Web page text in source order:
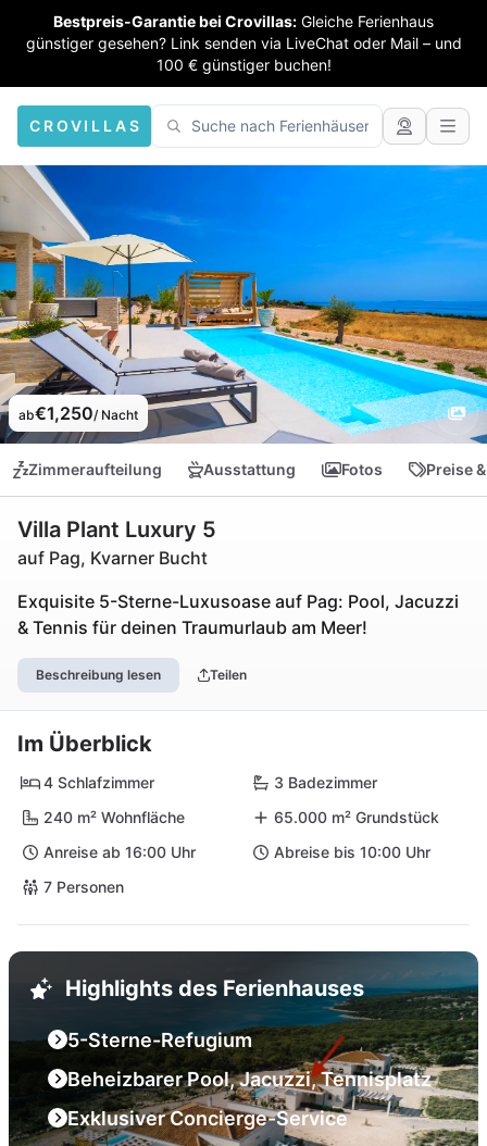
Bestpreis-Garantie bei Crovillas: Gleiche Ferienhaus
günstiger gesehen? Link senden via LiveChat oder Mail – und
100 € günstiger buchen!
CROVILLAS
ab€1,250/ Nacht
Zimmeraufteilung Ausstattung Fotos Preise
Villa Plant Luxury 5
auf Pag, Kvarner Bucht
Exquisite 5-Sterne-Luxusoase auf Pag: Pool, Jacuzzi
& Tennis für deinen Traumurlaub am Meer!
Beschreibung lesen Teilen
Im Überblick
4 Schlafzimmer
3 Badezimmer
240 m² Wohnfläche
65.000 m² Grundstück
Anreise ab 16:00 Uhr
Abreise bis 10:00 Uhr
7 Personen
Highlights des Ferienhauses
5-Sterne-Refugium
Beheizbarer Pool, Jacuzzi, Tennisplatz
Exklusiver Concierge-Service